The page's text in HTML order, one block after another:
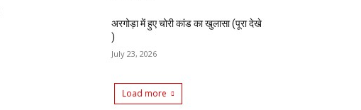
अरगोड़ा में हुए चोरी कांड का खुलासा (पूरा देखे
)
July 23, 2026
Load more